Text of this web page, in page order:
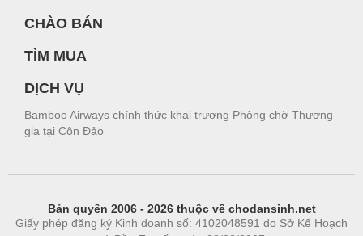
CHÀO BÁN
TÌM MUA
DỊCH VỤ
Bamboo Airways chính thức khai trương Phòng chờ Thương
gia tại Côn Đảo
Bản quyền 2006 - 2026 thuộc về chodansinh.net
Giấy phép đăng ký Kinh doanh số: 4102048591 do Sở Kế Hoạch